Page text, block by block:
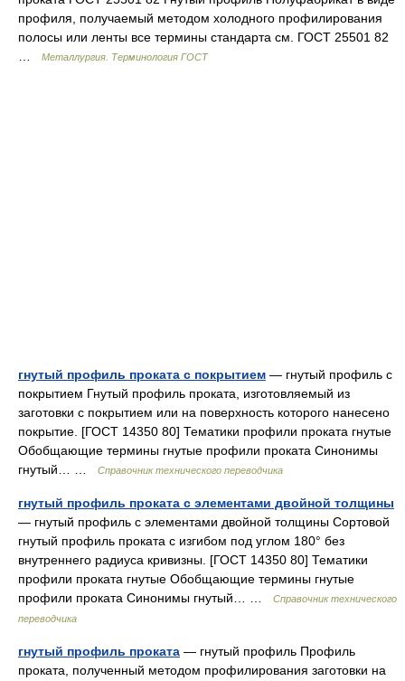
профиля, получаемый методом холодного профилирования
полосы или ленты все термины стандарта см. ГОСТ 25501 82
Металлургия. Терминология ГОСТ
гнутый профиль проката с покрытием — гнутый профиль с
покрытием Гнутый профиль проката, изготовляемый из
заготовки с покрытием или на поверхность которого нанесено
покрытие. [ГОСТ 14350 80] Тематики профили проката гнутые
Обобщающие термины гнутые профили проката Синонимы
гнутый… …
Справочник технического переводчика
гнутый профиль проката с элементами двойной толщины
— гнутый профиль с элементами двойной толщины Сортовой
гнутый профиль проката с изгибом под углом 180° без
внутреннего радиуса кривизны. [ГОСТ 14350 80] Тематики
профили проката гнутые Обобщающие термины гнутые
профили проката Синонимы гнутый… …
Справочник технического
переводчика
гнутый профиль проката — гнутый профиль Профиль
проката, полученный методом профилирования заготовки на